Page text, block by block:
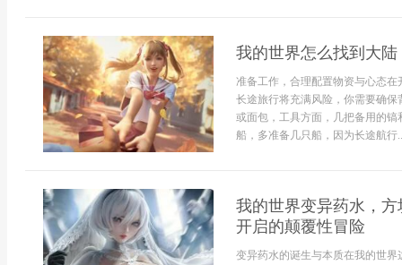
我的世界怎么找到大
准备工作，合理配置物资与心态
长途旅行将充满风险，你需要确
或面包，工具方面，几把备用的
船，多准备几只船，因为长途航行
我的世界变异药水，
开启的颠覆性冒险
变异药水的诞生与本质在我的世